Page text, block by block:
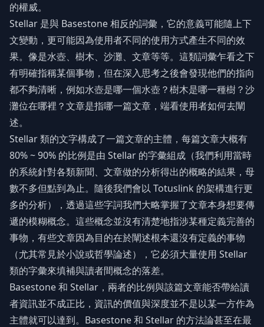
的權威。
Stellar 是與 Basestone 相反的詞彙，它的意義可能隨上下
文變動，更可能因為使用者不同的使用方式產生不同的效
果。像是水壺、樹木、沙灘、文章等等。這類詞彙乍看之下
有明確指稱某個事物，但在深入思考之後會發現他們的指向
都不夠清晰，例如水壺是哪一個水壺？樹木是哪一種樹？沙
灘位在哪裡？文章是指哪一篇文章，端看使用者如何去闡
述。
Stellar 類的文字構成了一篇文章的主體，每篇文章大概有
80% ~ 90% 的比例是由 Stellar 的字彙組成（我們利用當時
的系統針對各類新聞、文章做的分析得出的概略的結果，母
數不多但點到為止。隨後我們會以 Totuslink 的架構進行更
多的分析），透過這些字詞我們大略掌握了文章本身想要傳
遞的模糊概念。這些概念並沒有清楚地指涉某種定義完善的
事物，有些文章因為目的在於闡述根本還沒有定義的事物
（尤其常見於小說或哲學論述），它必須大量使用 Stellar
類的字彙來填補與讀者間概念的落差。
Basestone 和 Stellar，兩者的比例與該篇文章能否帶給讀
者資訊並不成正比，資訊的價值與深度並不是以某一方作為
主體就可以達到。Basestone 和 Stellar 的方法論甚至在最